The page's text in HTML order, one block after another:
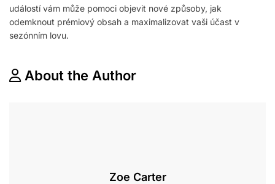
událostí vám může pomoci objevit nové způsoby, jak
odemknout prémiový obsah a maximalizovat vaši účast v
sezónním lovu.
About the Author
Zoe Carter